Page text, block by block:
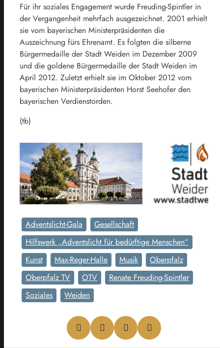
Für ihr soziales Engagement wurde Freuding-Spintler in
der Vergangenheit mehrfach ausgezeichnet. 2001 erhielt
sie vom bayerischen Ministerpräsidenten die
Auszeichnung fürs Ehrenamt. Es folgten die silberne
Bürgermedaille der Stadt Weiden im Dezember 2009
und die goldene Bürgermedaille der Stadt Weiden im
April 2012. Zuletzt erhielt sie im Oktober 2012 vom
bayerischen Ministerpräsidenten Horst Seehofer den
bayerischen Verdienstorden.
(tb)
Adventslicht-Gala
Gesellschaft
Hilfswerk „Adventslicht für bedürftige Menschen“
Kunst
Max-Reger-Halle Musik
Oberpfalz
Oberpfalz TV
OTV
Renate Freuding-Spintler
Soziales
Weiden